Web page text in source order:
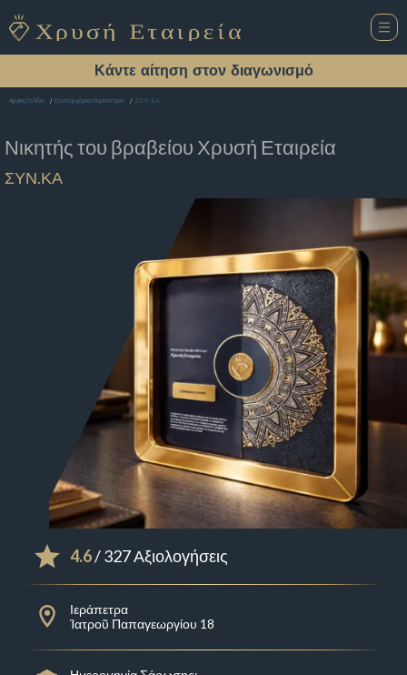
Κάντε αίτηση στον διαγωνισμό
Αρχική Σελίδα Σούπερ μάρκετ Ιεράπετρα ΣΥΝ.ΚΑ
Νικητής του βραβείου Χρυσή Εταιρεία
ΣΥΝ.ΚΑ
4.6/ 327 Αξιολογήσεις
Ιεράπετρα
Ἰατροῦ Παπαγεωργίου 18